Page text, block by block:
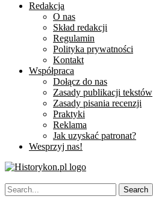
Redakcja
O nas
Skład redakcji
Regulamin
Polityka prywatności
Kontakt
Współpraca
Dołącz do nas
Zasady publikacji tekstów
Zasady pisania recenzji
Praktyki
Reklama
Jak uzyskać patronat?
Wesprzyj nas!